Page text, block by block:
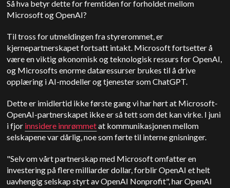
Så hva betyr dette for fremtiden for forholdet mellom
Microsoft og OpenAI?
Til tross for utmeldingen fra styrerommet, er
kjernepartnerskapet fortsatt intakt. Microsoft fortsetter å
være en viktig økonomisk og teknologisk ressurs for OpenAI,
og Microsofts enorme dataressurser brukes til å drive
opplæring i AI-modeller og tjenester som ChatGPT.
Dette er imidlertid ikke første gang vi har hørt at Microsoft-
OpenAI-partnerskapet ikke er så tett som det kan virke. I juni
i fjor innsidere innrømmetat kommunikasjonen mellom
selskapene var dårlig, noe som førte til interne gnisninger.
"Selv om vårt partnerskap med Microsoft omfatter en
investering på flere milliarder dollar, forblir OpenAI et helt
uavhengig selskap styrt av OpenAI Nonprofit", har OpenAI